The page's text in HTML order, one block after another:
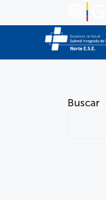
Buscar